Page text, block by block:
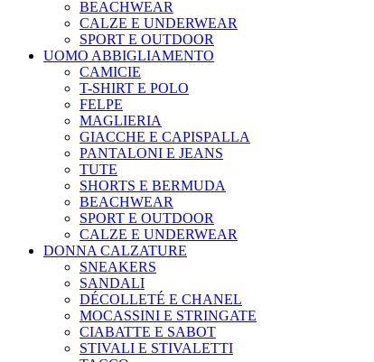
BEACHWEAR
CALZE E UNDERWEAR
SPORT E OUTDOOR
UOMO ABBIGLIAMENTO
CAMICIE
T-SHIRT E POLO
FELPE
MAGLIERIA
GIACCHE E CAPISPALLA
PANTALONI E JEANS
TUTE
SHORTS E BERMUDA
BEACHWEAR
SPORT E OUTDOOR
CALZE E UNDERWEAR
DONNA CALZATURE
SNEAKERS
SANDALI
DÉCOLLETÉ E CHANEL
MOCASSINI E STRINGATE
CIABATTE E SABOT
STIVALI E STIVALETTI